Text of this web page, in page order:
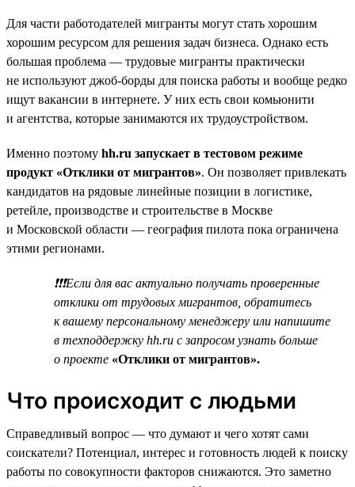
Для части работодателей мигранты могут стать хорошим
хорошим ресурсом для решения задач бизнеса. Однако есть
большая проблема — трудовые мигранты практически
не используют джоб-борды для поиска работы и вообще редко
ищут вакансии в интернете. У них есть свои комьюнити
и агентства, которые занимаются их трудоустройством.
Именно поэтому hh.ru запускает в тестовом режиме
продукт «Отклики от мигрантов». Он позволяет привлекать
кандидатов на рядовые линейные позиции в логистике,
ретейле, производстве и строительстве в Москве
и Московской области — география пилота пока ограничена
этими регионами.
❗❗❗Если для вас актуально получать проверенные
отклики от трудовых мигрантов, обратитесь
к вашему персональному менеджеру или напишите
в техподдержку hh.ru с запросом узнать больше
о проекте «Отклики от мигрантов».
Что происходит с людьми
Справедливый вопрос — что думают и чего хотят сами
соискатели? Потенциал, интерес и готовность людей к поиску
работы по совокупности факторов снижаются. Это заметно